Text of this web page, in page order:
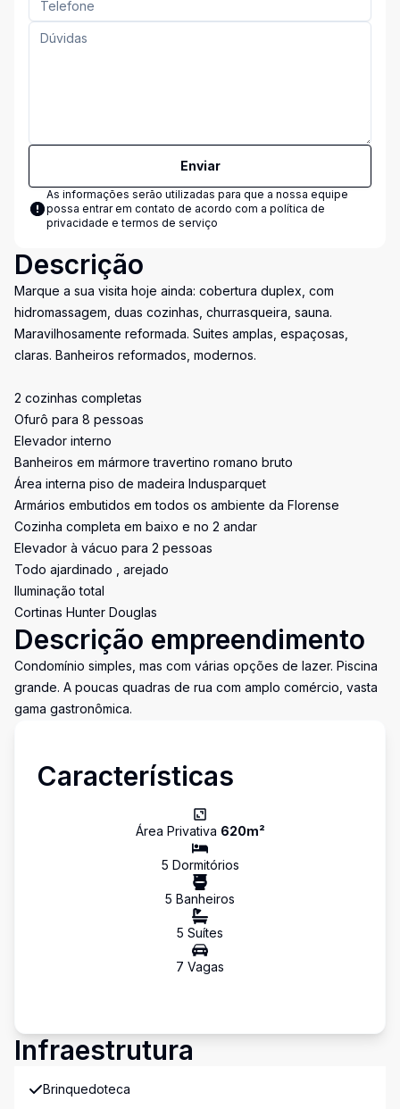
Enviar
As informações serão utilizadas para que a nossa equipe
possa entrar em contato de acordo com a política de
privacidade e termos de serviço
Descrição
Marque a sua visita hoje ainda: cobertura duplex, com
hidromassagem, duas cozinhas, churrasqueira, sauna.
Maravilhosamente reformada. Suites amplas, espaçosas,
claras. Banheiros reformados, modernos.
2 cozinhas completas
Ofurô para 8 pessoas
Elevador interno
Banheiros em mármore travertino romano bruto
Área interna piso de madeira Indusparquet
Armários embutidos em todos os ambiente da Florense
Cozinha completa em baixo e no 2 andar
Elevador à vácuo para 2 pessoas
Todo ajardinado , arejado
Iluminação total
Cortinas Hunter Douglas
Descrição empreendimento
Condomínio simples, mas com várias opções de lazer. Piscina
grande. A poucas quadras de rua com amplo comércio, vasta
gama gastronômica.
Características
Área Privativa 620m²
5 Dormitórios
5 Banheiros
5 Suítes
7 Vagas
Infraestrutura
Brinquedoteca